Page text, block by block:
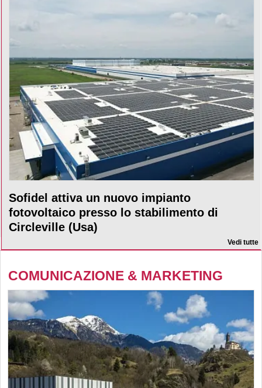
Sofidel attiva un nuovo impianto
fotovoltaico presso lo stabilimento di
Circleville (Usa)
Vedi tutte
COMUNICAZIONE & MARKETING